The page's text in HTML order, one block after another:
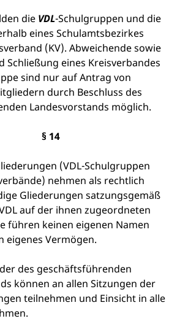
die VDL-Schulgruppen und die
eines Schulamtsbezirkes
(KV). Abweichende sowie
Schließung eines Kreisverbandes
sind nur auf Antrag von
durch Beschluss des
Landesvorstands möglich.
§ 14
(VDL-Schulgruppen
nehmen als rechtlich
Gliederungen satzungsgemäß
auf der ihnen zugeordneten
führen keinen eigenen Namen
eigenes Vermögen.
des geschäftsführenden
können an allen Sitzungen der
teilnehmen und Einsicht in alle